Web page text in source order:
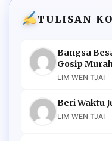
TULISAN
Bangsa
Gosip
LIM WEN TJAI
Beri Waktu
LIM WEN TJAI